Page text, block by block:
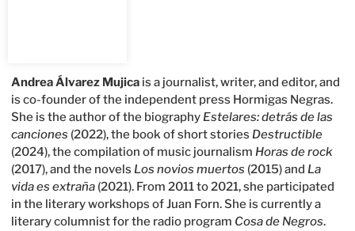
Andrea Álvarez Mujica is a journalist, writer, and editor, and
is co-founder of the independent press Hormigas Negras.
She is the author of the biographyEstelares: detrás de las
canciones (2022), the book of short storiesDestructible
(2024), the compilation of music journalismHoras de rock
(2017), and the novelsLos novios muertos (2015) andLa
vida es extraña (2021). From 2011 to 2021, she participated
in the literary workshops of Juan Forn. She is currently a
literary columnist for the radio program Cosa de Negros.